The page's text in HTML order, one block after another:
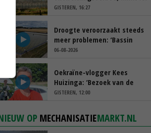
spreekt van ‘ondernemersrisico’
GISTEREN, 16:27
Droogte veroorzaakt steeds
meer problemen: ‘Bassin
afgelopen week al leeg’
06-08-2026
Oekraïne-vlogger Kees
Huizinga: ‘Bezoek van de
ambassade mag zelf groente
GISTEREN, 12:00
OP MECHANISATIEMARKT.NL